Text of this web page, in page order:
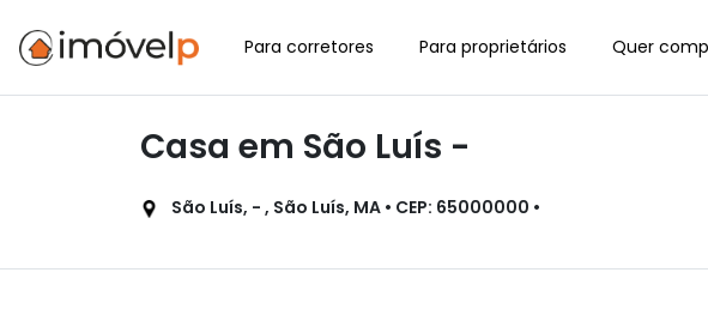
Para corretores Para proprietários Quer
Casa em São Luís -
São Luís, - , São Luís, MA • CEP: 65000000 •